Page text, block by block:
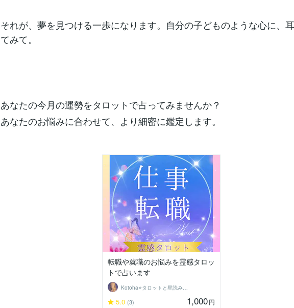
それが、夢を見つける一歩になります。自分の子どものような心に、
てみて。
あなたの今月の運勢をタロットで占ってみませんか？
あなたのお悩みに合わせて、より細密に鑑定します。
転職や就職のお悩みを霊感タロッ
トで占います
Kotoha⭐タロットと星読みの鑑定師
5.0 (3) 1,000円